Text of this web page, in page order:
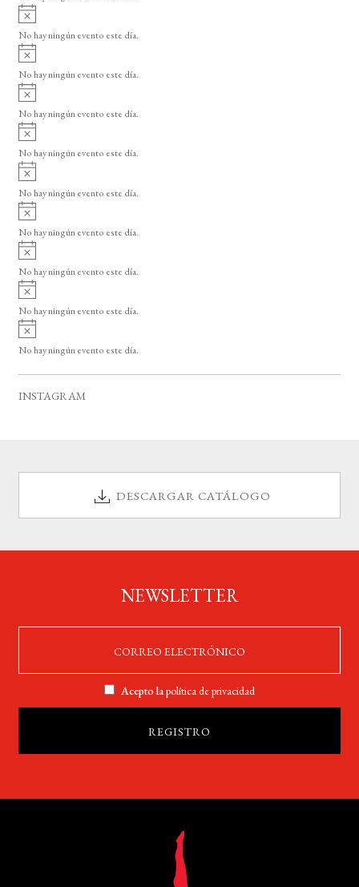
o
A
v
i
o
No hay ningún evento este día.
A
v
i
o
No hay ningún evento este día.
A
v
i
o
No hay ningún evento este día.
A
v
i
o
No hay ningún evento este día.
A
v
i
o
No hay ningún evento este día.
A
v
i
o
No hay ningún evento este día.
A
v
i
o
No hay ningún evento este día.
A
v
i
o
No hay ningún evento este día.
A
v
i
No hay ningún evento este día.
INSTAGRAM
DESCARGAR CATÁLOGO
NEWSLETTER
Acepto lapolítica de privacidad